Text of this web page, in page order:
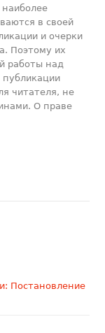
в своей
и очерки
Поэтому их
работы над
читателя, не
О праве
Постановление